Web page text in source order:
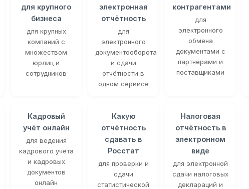
для крупного
бизнеса
для крупных
компаний с
множеством
юрлиц и
сотрудников
электронная
отчётность
для
электронного
документооборота
и сдачи
отчётности в
одном сервисе
контрагентами
для
электронного
обмена
документами с
партнёрами и
поставщиками
Кадровый
учёт онлайн
для ведения
кадрового учёта
и кадровых
документов
онлайн
Какую
отчётность
сдавать в
Росстат
для проверки и
сдачи
статистической
Налоговая
отчётность в
электронном
виде
для электронной
сдачи налоговых
деклараций и